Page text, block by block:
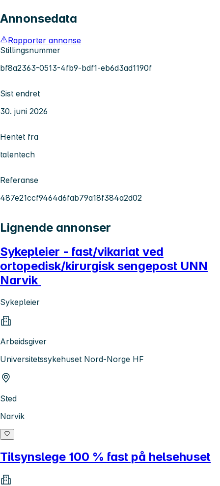
Annonsedata
Rapporter annonse
Stillingsnummer
bf8a2363-0513-4fb9-bdf1-eb6d3ad1190f
Sist endret
30. juni 2026
Hentet fra
talentech
Referanse
487e21ccf9464d6fab79a18f384a2d02
Lignende annonser
Sykepleier - fast/vikariat ved
ortopedisk/kirurgisk sengepost UNN
Narvik
Sykepleier
Arbeidsgiver
Universitetssykehuset Nord-Norge HF
Sted
Narvik
Tilsynslege 100 % fast på helsehuset